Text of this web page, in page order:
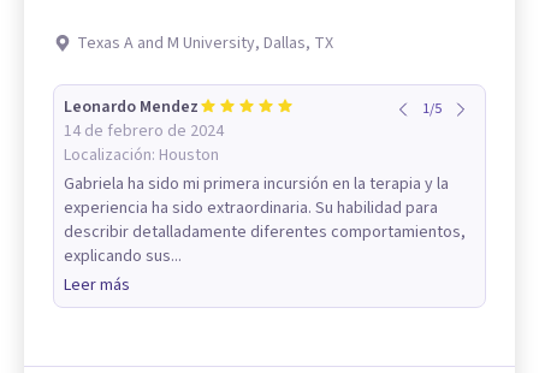
Texas A and M University, Dallas, TX
Leonardo Mendez
14 de febrero de 2024
Localización: Houston
1/5
Gabriela ha sido mi primera incursión en la terapia y la
experiencia ha sido extraordinaria. Su habilidad para
describir detalladamente diferentes comportamientos,
explicando sus...
Leer más